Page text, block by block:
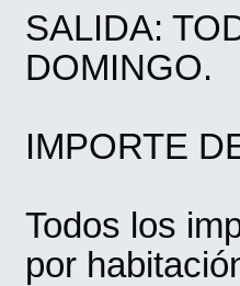
SALIDA:
DOMINGO.
IMPORTE
Todos los
por